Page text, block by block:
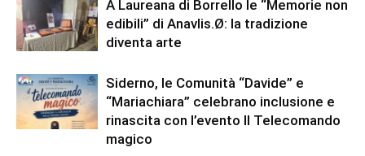
A Laureana di Borrello le “Memorie non
edibili” di Anavlis.Ø: la tradizione
diventa arte
Siderno, le Comunità “Davide” e
“Mariachiara” celebrano inclusione e
rinascita con l’evento Il Telecomando
magico